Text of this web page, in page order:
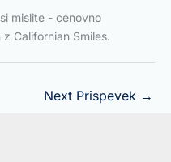
mislite - cenovno
Californian Smiles.
Next Prispevek →